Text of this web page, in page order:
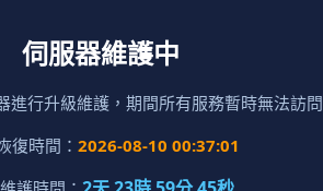
伺服器維護中
進行升級維護，期間所有服務暫時無法訪問
復時間： 2026-08-10 00:37:01